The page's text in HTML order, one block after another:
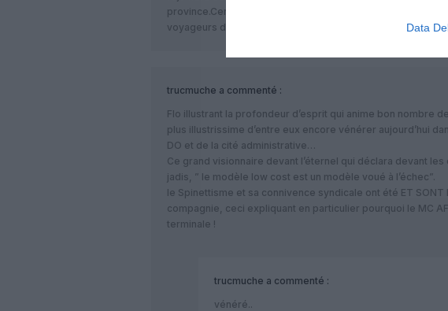
Data
province.Certaines compagnies offrant même un service
voyageurs d’affaires comme Air Berlin et Germanwings.
trucmuche a commenté :
Flo illustrant la profondeur d’esprit qui anime bon nombre
plus illustrissime d’entre eux encore vénérer aujourd’hui
DO et de la cité administrative…
Ce grand visionnaire devant l’éternel qui déclara devant les
jadis, ” le modèle low cost est un modèle voué à l’échec”.
le Spinettisme et sa connivence syndicale ont été ET
compagnie, ceci expliquant en particulier pourquoi le MC
terminale !
trucmuche a commenté :
vénéré..